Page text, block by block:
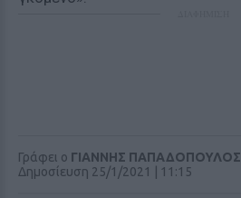
Γράφει ο ΓΙΑΝΝΗΣ ΠΑΠΑΔΟΠΟΥΛΟΣ
Δημοσίευση 25/1/2021 | 11:15